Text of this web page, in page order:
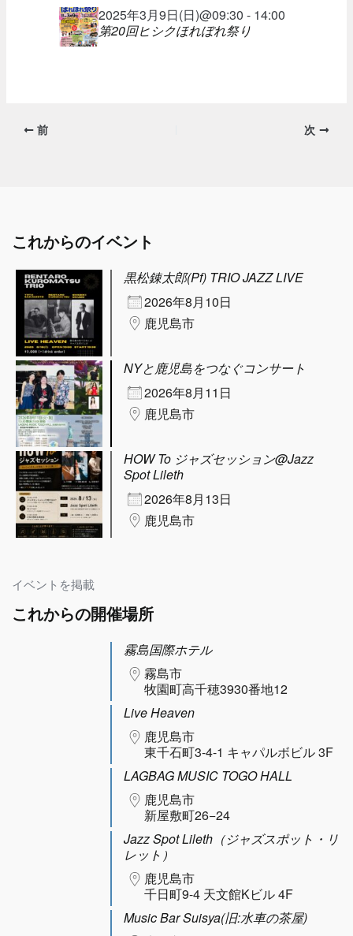
2025年3月9日(日)@09:30 - 14:00
第20回ヒシクほれぼれ祭り
前 次
これからのイベント
黒松錬太郎(Pf) TRIO JAZZ LIVE
2026年8月10日
鹿児島市
NYと鹿児島をつなぐコンサート
2026年8月11日
鹿児島市
HOW To ジャズセッション@Jazz
Spot Lileth
2026年8月13日
鹿児島市
イベントを掲載
これからの開催場所
霧島国際ホテル
霧島市
牧園町高千穂3930番地12
Live Heaven
鹿児島市
東千石町3-4-1 キャパルボビル 3F
LAGBAG MUSIC TOGO HALL
鹿児島市
新屋敷町26−24
Jazz Spot Lileth（ジャズスポット・リ
レット）
鹿児島市
千日町9-4 天文館Kビル 4F
Music Bar Suisya(旧:水車の茶屋)